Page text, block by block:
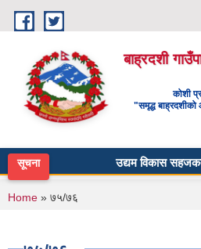
Skip to main content
बाह्रदशी
कोशी
"समृद्ध बाह्रदशीको
सूचना उद्यम विकास सहजकर्ता
You are here
Home » ७५/७६